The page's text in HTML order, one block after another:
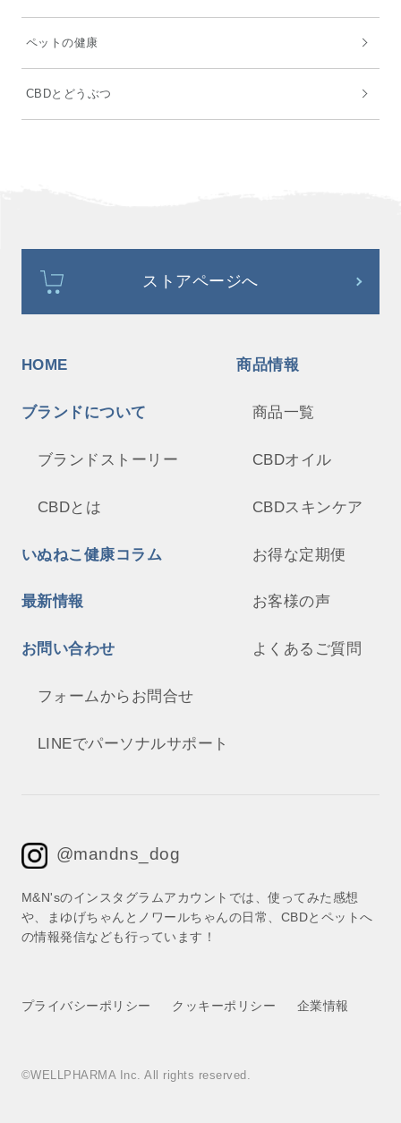
ペットの健康
CBDとどうぶつ
ストアページへ
HOME
ブランドについて
ブランドストーリー
CBDとは
いぬねこ健康コラム
最新情報
お問い合わせ
フォームからお問合せ
LINEでパーソナルサポート
商品情報
商品一覧
CBDオイル
CBDスキンケア
お得な定期便
お客様の声
よくあるご質問
@mandns_dog
M&N'sのインスタグラムアカウントでは、使ってみた感想
や、まゆげちゃんとノワールちゃんの日常、CBDとペットへ
の情報発信なども行っています！
プライバシーポリシー クッキーポリシー 企業情報
©WELLPHARMA Inc. All rights reserved.